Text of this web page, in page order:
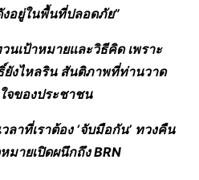
งอยู่ในพื้นที่ปลอดภัย”
เป้าหมายและวิธีคิด เพราะ
ยังไหลริน สันติภาพที่ท่านวาด
จของประชาชน
าที่เราต้อง ‘จับมือกัน’ ทวงคืน
ายเปิดผนึกถึง BRN